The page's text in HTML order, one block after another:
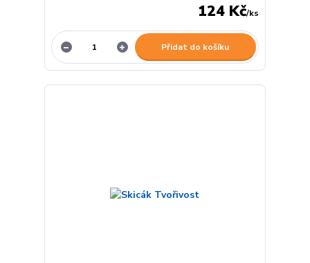
124 Kč/ks
Přidat do košíku